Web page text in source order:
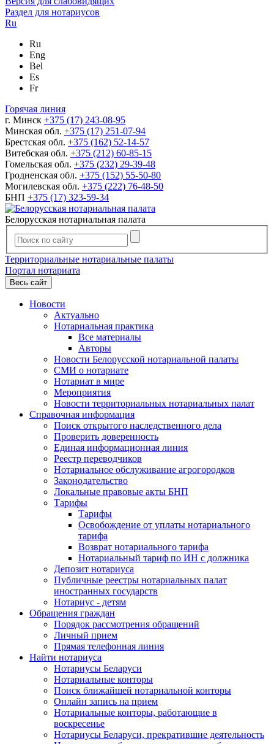
Раздел для нотариусов
Ru
Ru
Eng
Bel
Es
Fr
Горячая линия
г. Минск +375 (17) 243-08-95
Минская обл. +375 (17) 251-07-94
Брестская обл. +375 (162) 52-14-57
Витебская обл. +375 (212) 60-85-15
Гомельская обл. +375 (232) 29-39-48
Гродненская обл. +375 (152) 55-50-80
Могилевская обл. +375 (222) 76-48-50
БНП +375 (17) 323-59-34
Белорусская нотариальная палата
Территориальные нотариальные палаты
Портал нотариата
Весь сайт
Новости
Актуально
Нотариальная практика
Все материалы
Авторы
Новости Белорусской нотариальной палаты
СМИ о нотариате
Нотариат в мире
Мероприятия
Новости территориальных нотариальных палат
Справочная информация
Поиск открытого наследственного дела
Проверить доверенность
Единая информационная линия
Реестр переводчиков
Нотариальное обслуживание агрогородков
Законодательство
Локальные правовые акты БНП
Тарифы
Тарифы
Освобождение от уплаты нотариального
тарифа
Возврат нотариального тарифа
Нотариальный тариф по ИН с должника
Депозит нотариуса
Публичные реестры нотариальных палат
иностранных государств
Нотариус - детям
Обращения граждан
Порядок рассмотрения обращений
Личный прием
Прямая телефонная линия
Найти нотариуса
Нотариусы Беларуси
Нотариальные конторы
Поиск ближайшей нотариальной конторы
Онлайн запись на прием
Нотариальные конторы, работающие в
воскресенье
Нотариусы Беларуси, прекратившие деятельность